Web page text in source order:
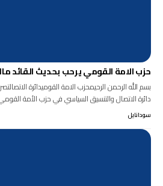
حزب الامة القومي يرحب بحديث القائد
دائرة الاتصال والتنسيق السياسي في حزب الأمة
سودانايل